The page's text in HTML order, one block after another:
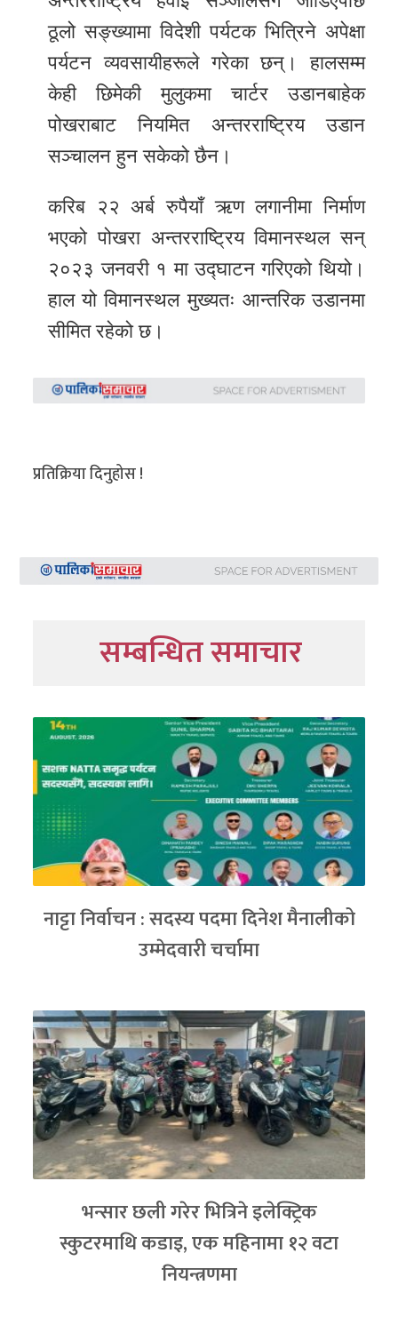
ठूलो सङ्ख्यामा विदेशी पर्यटक भित्रिने अपेक्षा
पर्यटन व्यवसायीहरूले गरेका छन्। हालसम्म
केही छिमेकी मुलुकमा चार्टर उडानबाहेक
पोखराबाट नियमित अन्तरराष्ट्रिय उडान
सञ्चालन हुन सकेको छैन।
करिब २२ अर्ब रुपैयाँ ऋण लगानीमा निर्माण
भएको पोखरा अन्तरराष्ट्रिय विमानस्थल सन्
२०२३ जनवरी १ मा उद्घाटन गरिएको थियो।
हाल यो विमानस्थल मुख्यतः आन्तरिक उडानमा
सीमित रहेको छ।
प्रतिक्रिया दिनुहोस !
सम्बन्धित समाचार
नाट्टा निर्वाचन : सदस्य पदमा दिनेश मैनालीको
उम्मेदवारी चर्चामा
भन्सार छली गरेर भित्रिने इलेक्ट्रिक
स्कुटरमाथि कडाइ, एक महिनामा १२ वटा
नियन्त्रणमा